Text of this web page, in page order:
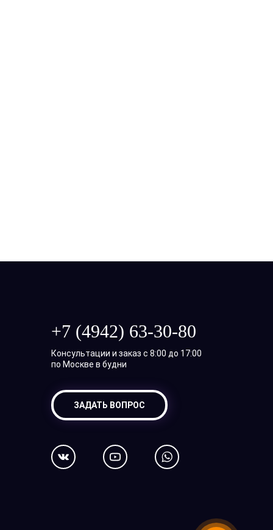
+7 (4942) 63-30-80
Консультации и заказ с 8:00 до 17:00
по Москве в будни
ЗАДАТЬ ВОПРОС